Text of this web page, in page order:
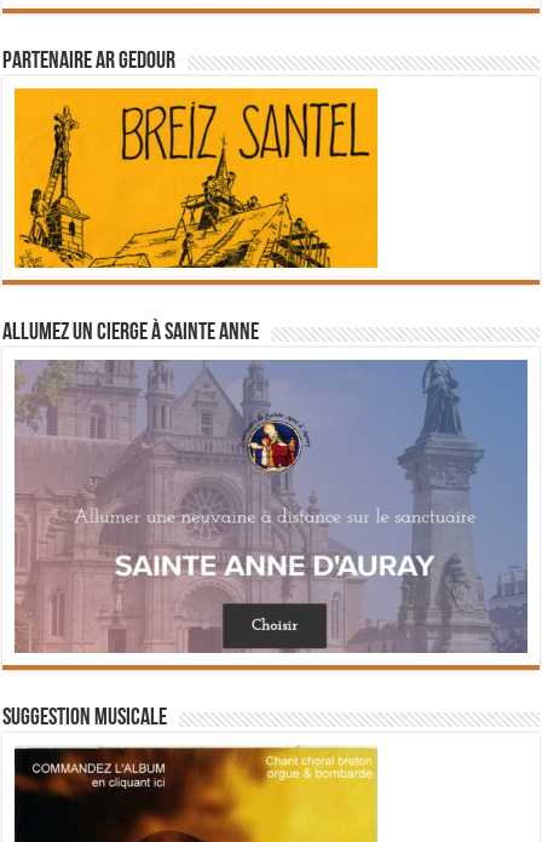
Partenaire Ar Gedour
Allumez un cierge à Sainte Anne
Suggestion musicale